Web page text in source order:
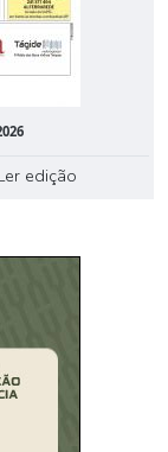
edição